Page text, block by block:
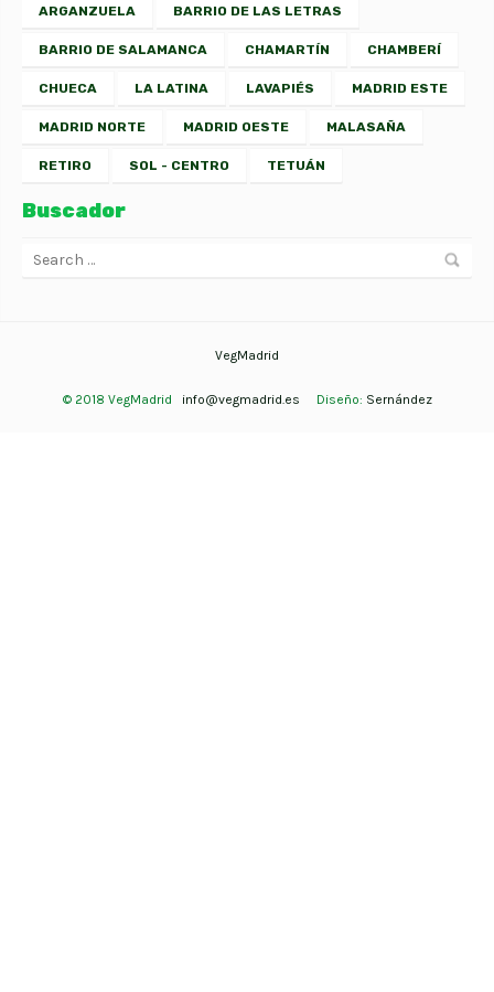
ARGANZUELA BARRIO DE LAS LETRAS
BARRIO DE SALAMANCA CHAMARTÍN CHAMBERÍ
CHUECA LA LATINA LAVAPIÉS MADRID ESTE
MADRID NORTE MADRID OESTE MALASAÑA
RETIRO SOL - CENTRO TETUÁN
Buscador
VegMadrid
© 2018 VegMadrid info@vegmadrid.es Diseño: Sernández